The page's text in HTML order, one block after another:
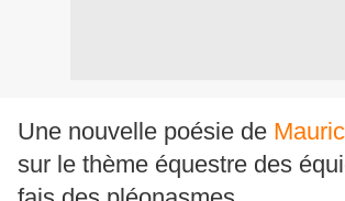
Une nouvelle poésie de
sur le thème équestre des